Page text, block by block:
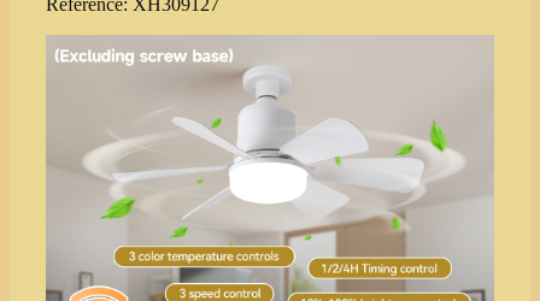
Référence: XH309127